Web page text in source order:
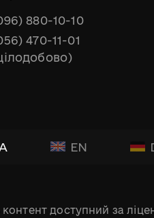
880-10-10
470-11-01
EN
доступний за